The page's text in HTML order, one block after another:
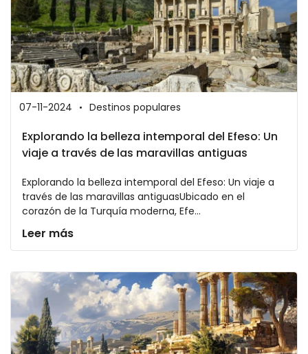
07-11-2024 Destinos populares
Explorando la belleza intemporal del Efeso: Un
viaje a través de las maravillas antiguas
Explorando la belleza intemporal del Efeso: Un viaje a
través de las maravillas antiguasUbicado en el
corazón de la Turquía moderna, Efe...
Leer más